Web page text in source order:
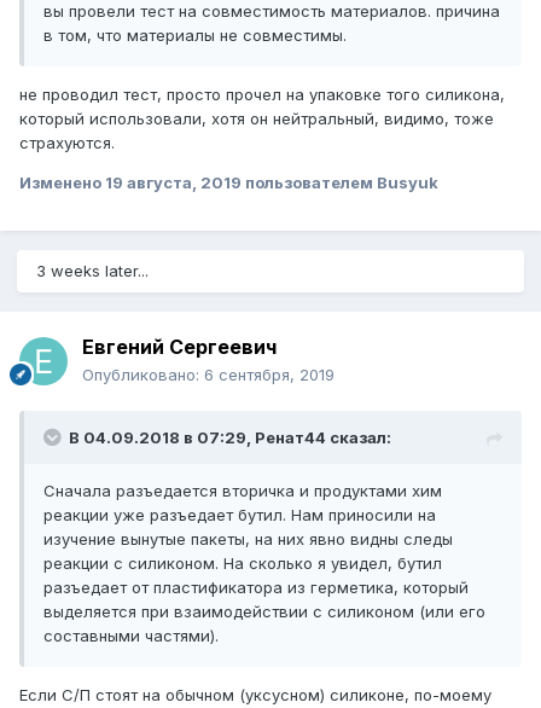
вы провели тест на совместимость материалов. причина
в том, что материалы не совместимы.
не проводил тест, просто прочел на упаковке того силикона,
который использовали, хотя он нейтральный, видимо, тоже
страхуются.
Изменено 19 августа, 2019 пользователем Busyuk
3 weeks later...
Евгений Сергеевич
Опубликовано: 6 сентября, 2019
В 04.09.2018 в 07:29, Ренат44 сказал:
Сначала разъедается вторичка и продуктами хим
реакции уже разъедает бутил. Нам приносили на
изучение вынутые пакеты, на них явно видны следы
реакции с силиконом. На сколько я увидел, бутил
разъедает от пластификатора из герметика, который
выделяется при взаимодействии с силиконом (или его
составными частями).
Если С/П стоят на обычном (уксусном) силиконе, по-моему